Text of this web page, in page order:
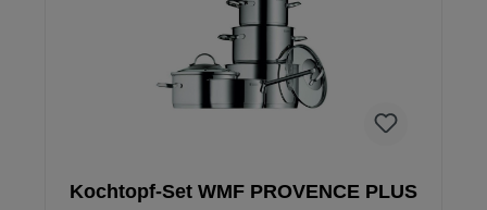
Kochtopf-Set WMF PROVENCE PLUS